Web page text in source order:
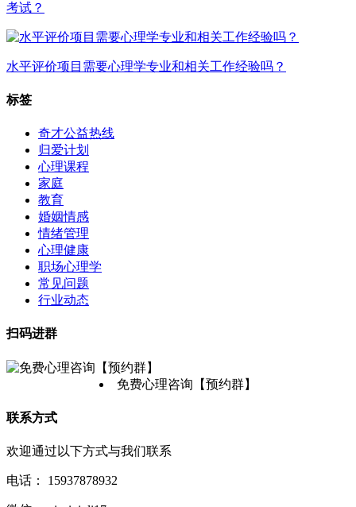
考试？
水平评价项目需要心理学专业和相关工作经验吗？
标签
奇才公益热线
归爱计划
心理课程
家庭
教育
婚姻情感
情绪管理
心理健康
职场心理学
常见问题
行业动态
扫码进群
免费心理咨询【预约群】
联系方式
欢迎通过以下方式与我们联系
电话： 15937878932